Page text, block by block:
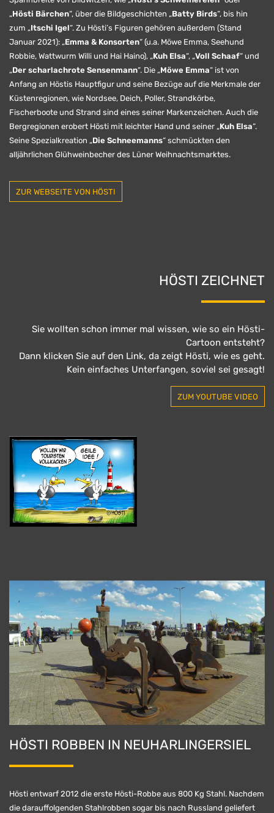
„Hösti Bärchen“, über die Bildgeschichten „Batty Birds“, bis hin
zum „Itschi Igel“. Zu Hösti’s Figuren gehören außerdem (Stand
Januar 2021): „Emma & Konsorten“ (u.a. Möwe Emma, Seehund
Robbie, Wattwurm Willi und Hai Haino), „Kuh Elsa“, „Voll Schaaf“ und
„Der scharlachrote Sensenmann“. Die „Möwe Emma“ ist von
Anfang an Höstis Hauptfigur und seine Bezüge auf die Merkmale der
Küstenregionen, wie Nordsee, Deich, Poller, Strandkörbe,
Fischerboote und Strand sind eines seiner Markenzeichen. Auch die
Bergregionen erobert Hösti mit leichter Hand und seiner „Kuh Elsa“.
Seine Spezialkreation „Die Schneemanns“ schmückten den
alljährlichen Glühweinbecher des Lüner Weihnachtsmarktes.
ZUR WEBSEITE VON HÖSTI
HÖSTI ZEICHNET
Sie wollten schon immer mal wissen, wie so ein Hösti-
Cartoon entsteht?
Dann klicken Sie auf den Link, da zeigt Hösti, wie es geht.
Kein einfaches Unterfangen, soviel sei gesagt!
ZUM YOUTUBE VIDEO
HÖSTI ROBBEN IN NEUHARLINGERSIEL
Hösti entwarf 2012 die erste Hösti-Robbe aus 800 Kg Stahl. Nachdem
die darauffolgenden Stahlrobben sogar bis nach Russland geliefert